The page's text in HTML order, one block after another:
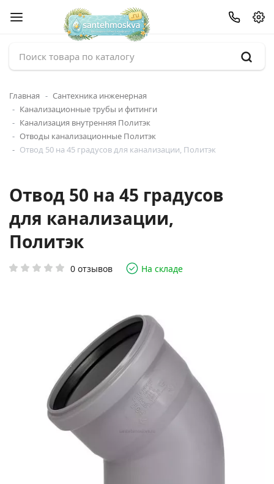
Главная
Сантехника инженерная
Канализационные трубы и фитинги
Канализация внутренняя Политэк
Отводы канализационные Политэк
Отвод 50 на 45 градусов для канализации, Политэк
Отвод 50 на 45 градусов
для канализации,
Политэк
0 отзывов На складе